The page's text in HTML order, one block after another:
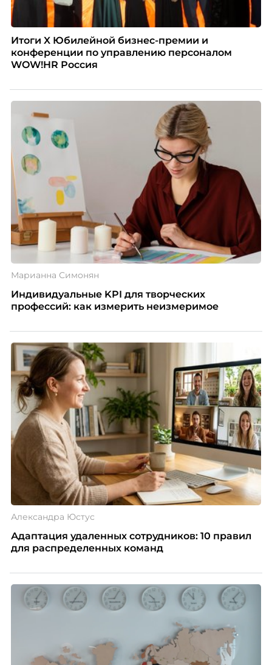
Итоги X Юбилейной бизнес-премии и
конференции по управлению персоналом
WOW!HR Россия
Марианна Симонян
Индивидуальные KPI для творческих
профессий: как измерить неизмеримое
Александра Юстус
Адаптация удаленных сотрудников: 10 правил
для распределенных команд